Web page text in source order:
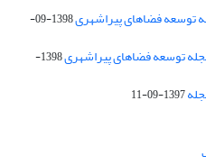
1398-09-
توسعه فضاهای پیراشهری
1398-
1397-09-11